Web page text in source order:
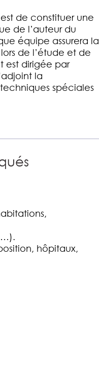
de constituer une
de l’auteur du
équipe assurera la
de l’étude et de
est dirigée par
la
spéciales
…).
hôpitaux,